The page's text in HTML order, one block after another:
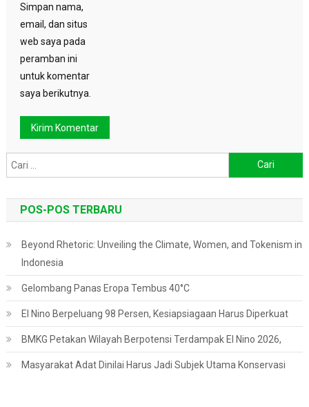
Simpan nama,
email, dan situs
web saya pada
peramban ini
untuk komentar
saya berikutnya.
untuk:
POS-POS TERBARU
Beyond Rhetoric: Unveiling the Climate, Women, and Tokenism in
Indonesia
Gelombang Panas Eropa Tembus 40°C
El Nino Berpeluang 98 Persen, Kesiapsiagaan Harus Diperkuat
BMKG Petakan Wilayah Berpotensi Terdampak El Nino 2026,
Masyarakat Adat Dinilai Harus Jadi Subjek Utama Konservasi